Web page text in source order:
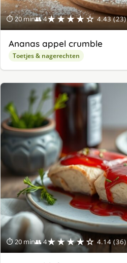
⏱ 20 min👥 4★★★★☆ 4.43 (23)
Ananas appel crumble
Toetjes & nagerechten
⏱ 20 min👥 4★★★★☆ 4.14 (36)